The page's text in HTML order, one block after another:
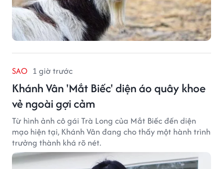
SAO 1 giờ trước
Khánh Vân 'Mắt Biếc' diện áo quây khoe
vẻ ngoài gợi cảm
Từ hình ảnh cô gái Trà Long của Mắt Biếc đến diện
mạo hiện tại, Khánh Vân đang cho thấy một hành trình
trưởng thành khá rõ nét.